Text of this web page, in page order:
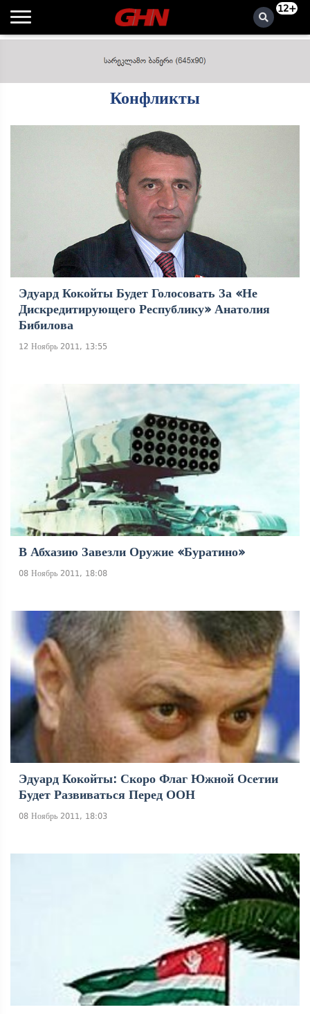
12+
Конфликты
Эдуард Кокойты Будет Голосовать За «не
Дискредитирующего Республику» Анатолия
Бибилова
12 Ноябрь 2011, 13:55
В Абхазию Завезли Оружие «Буратино»
08 Ноябрь 2011, 18:08
Эдуард Кокойты: Скоро Флаг Южной Осетии
Будет Развиваться Перед ООН
08 Ноябрь 2011, 18:03